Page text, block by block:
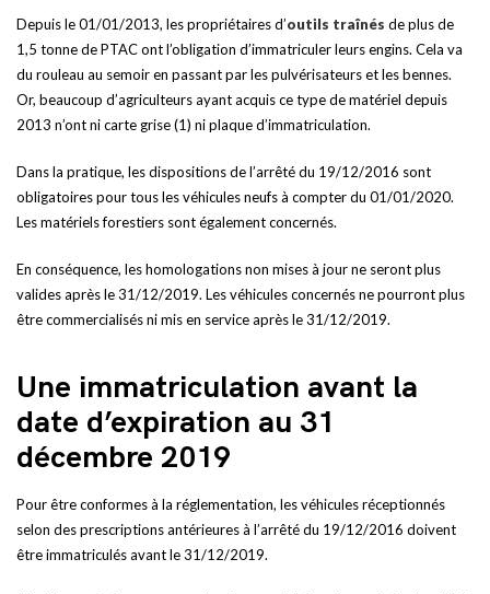
Depuis le 01/01/2013, les propriétaires d’outils traînés de plus de
1,5 tonne de PTAC ont l’obligation d’immatriculer leurs engins. Cela va
du rouleau au semoir en passant par les pulvérisateurs et les bennes.
Or, beaucoup d’agriculteurs ayant acquis ce type de matériel depuis
2013 n’ont ni carte grise (1) ni plaque d’immatriculation.
Dans la pratique, les dispositions de l’arrêté du 19/12/2016 sont
obligatoires pour tous les véhicules neufs à compter du 01/01/2020.
Les matériels forestiers sont également concernés.
En conséquence, les homologations non mises à jour ne seront plus
valides après le 31/12/2019. Les véhicules concernés ne pourront plus
être commercialisés ni mis en service après le 31/12/2019.
Une immatriculation avant la
date d’expiration au 31
décembre 2019
Pour être conformes à la réglementation, les véhicules réceptionnés
selon des prescriptions antérieures à l’arrêté du 19/12/2016 doivent
être immatriculés avant le 31/12/2019.